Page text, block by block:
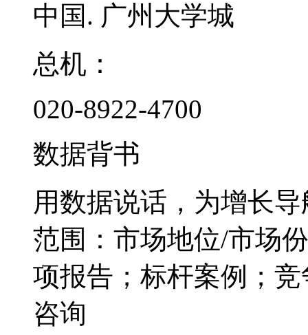
中国. 广州大学城
总机：
020-8922-4700
数据背书
用数据说话，为增长导
范围：市场地位/市场
项报告；标杆案例；
咨询